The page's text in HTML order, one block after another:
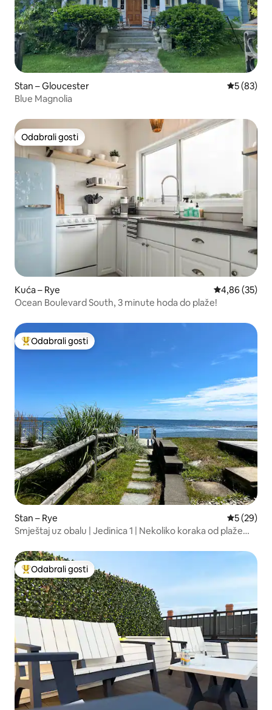
Stan – Gloucester Prosječna
5 (83)
Blue Magnolia
Odabrali gosti
Odabrali gosti
Kuća – Rye Prosječna
4,86 (35)
Ocean Boulevard South, 3 minute hoda do plaže!
Među najviše rangiranima s oznakom „Odabrali gosti”
Odabrali gosti
Stan – Rye Prosječna
5 (29)
Smještaj uz obalu | Jedinica 1 | Nekoliko koraka od plaže
Među najviše rangiranima s oznakom „Odabrali gosti”
Odabrali gosti